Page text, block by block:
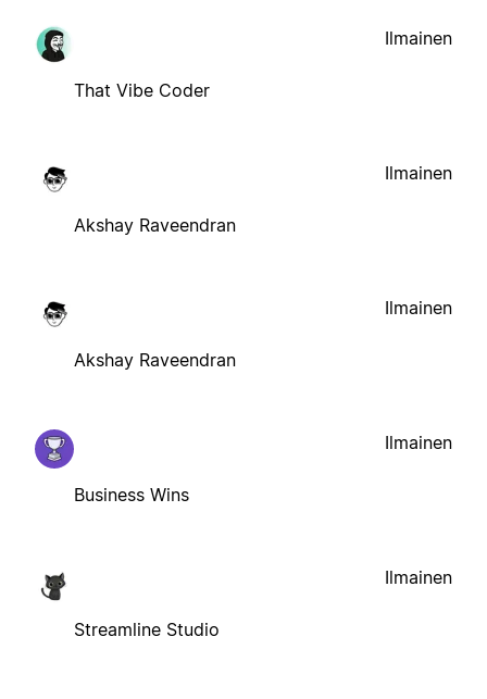
That Vibe Coder
Ilmainen
Akshay Raveendran
Ilmainen
Akshay Raveendran
Ilmainen
Business Wins
Ilmainen
Streamline Studio
Ilmainen